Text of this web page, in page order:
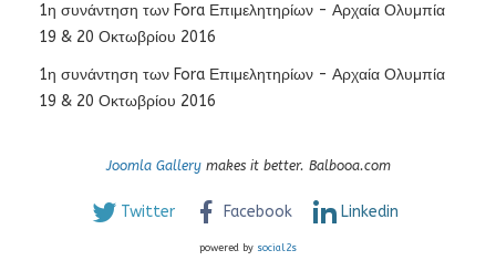
1η συνάντηση των Fora Επιμελητηρίων - Αρχαία Ολυμπία
19 & 20 Οκτωβρίου 2016
1η συνάντηση των Fora Επιμελητηρίων - Αρχαία Ολυμπία
19 & 20 Οκτωβρίου 2016
Joomla Gallerymakes it better. Balbooa.com
Twitter Facebook Linkedin
powered by social2s